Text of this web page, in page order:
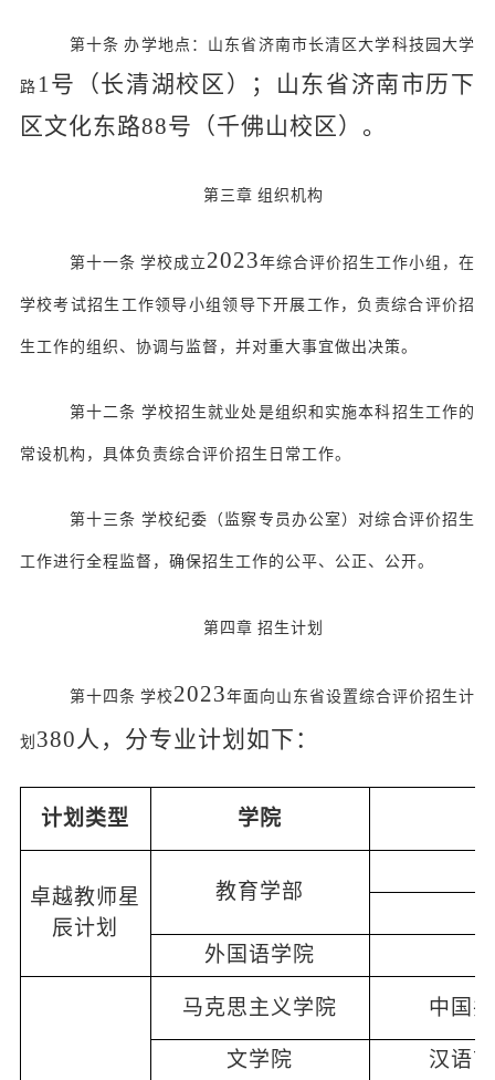
第十条 办学地点：山东省济南市长清区大学科技园大学
路 1号（长清湖校区）；山东省济南市历下
区文化东路88号（千佛山校区）。
第三章 组织机构
第十一条 学校成立 2023年综合评价招生工作小组，在
学校考试招生工作领导小组领导下开展工作，负责综合评价招
生工作的组织、协调与监督，并对重大事宜做出决策。
第十二条 学校招生就业处是组织和实施本科招生工作的
常设机构，具体负责综合评价招生日常工作。
第十三条 学校纪委（监察专员办公室）对综合评价招生
工作进行全程监督，确保招生工作的公平、公正、公开。
第四章 招生计划
第十四条 学校2023年面向山东省设置综合评价招生计
划 380人，分专业计划如下：
计划类型 学院
卓越教师星
辰计划
教育学部
外国语学院
马克思主义学院 中国
文学院
汉语